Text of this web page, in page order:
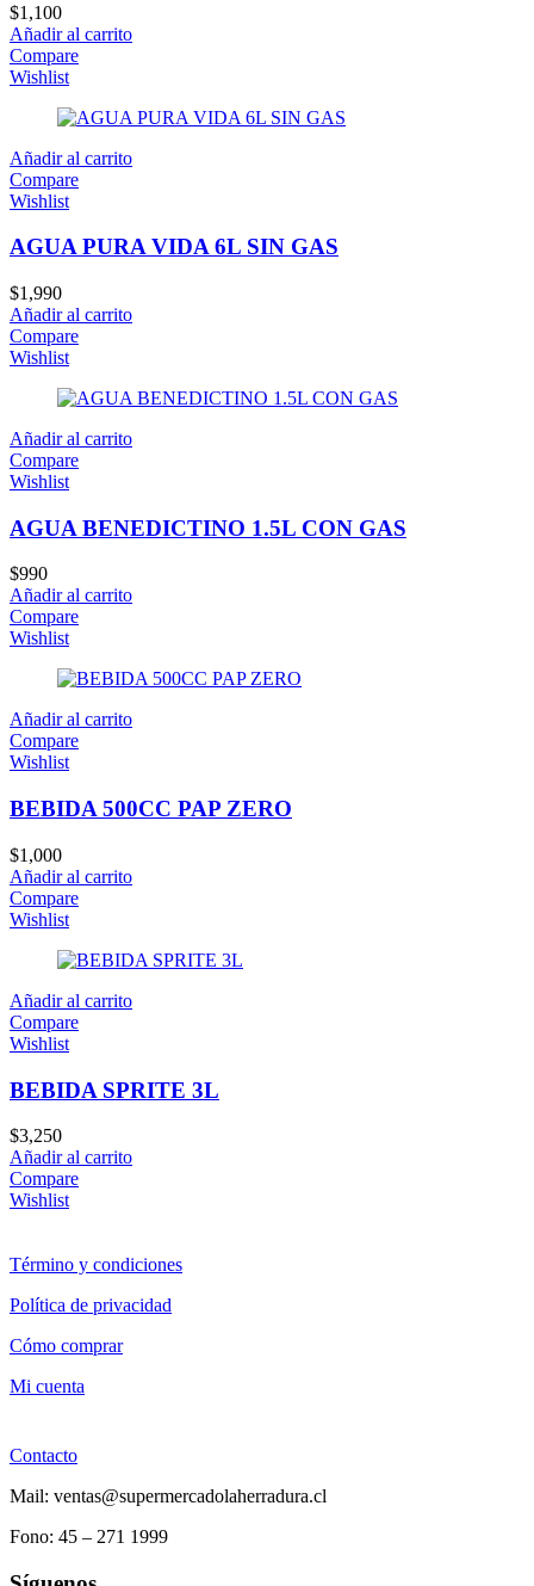
$1,100
Añadir al carrito
Compare
Wishlist
Añadir al carrito
Compare
Wishlist
AGUA PURA VIDA 6L SIN GAS
$1,990
Añadir al carrito
Compare
Wishlist
Añadir al carrito
Compare
Wishlist
AGUA BENEDICTINO 1.5L CON GAS
$990
Añadir al carrito
Compare
Wishlist
Añadir al carrito
Compare
Wishlist
BEBIDA 500CC PAP ZERO
$1,000
Añadir al carrito
Compare
Wishlist
Añadir al carrito
Compare
Wishlist
BEBIDA SPRITE 3L
$3,250
Añadir al carrito
Compare
Wishlist
Término y condiciones
Política de privacidad
Cómo comprar
Mi cuenta
Contacto
Mail: ventas@supermercadolaherradura.cl
Fono: 45 – 271 1999